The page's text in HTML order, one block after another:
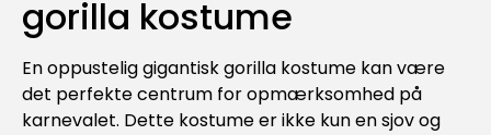
gorilla kostume
En oppustelig gigantisk gorilla kostume kan være
det perfekte centrum for opmærksomhed på
karnevalet. Dette kostume er ikke kun en sjov og